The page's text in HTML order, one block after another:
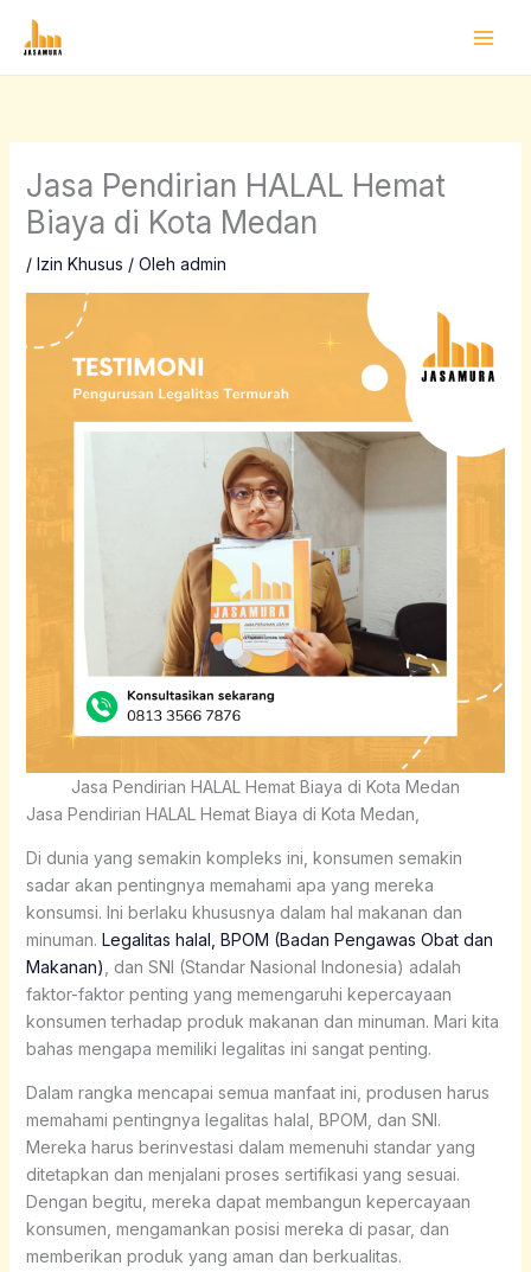
Jasa Pendirian HALAL Hemat
Biaya di Kota Medan
/ Izin Khusus / Oleh admin
Jasa Pendirian HALAL Hemat Biaya di Kota Medan
Jasa Pendirian HALAL Hemat Biaya di Kota Medan,
Di dunia yang semakin kompleks ini, konsumen semakin
sadar akan pentingnya memahami apa yang mereka
konsumsi. Ini berlaku khususnya dalam hal makanan dan
minuman. Legalitas halal, BPOM (Badan Pengawas Obat dan
Makanan) , dan SNI (Standar Nasional Indonesia) adalah
faktor-faktor penting yang memengaruhi kepercayaan
konsumen terhadap produk makanan dan minuman. Mari kita
bahas mengapa memiliki legalitas ini sangat penting.
Dalam rangka mencapai semua manfaat ini, produsen harus
memahami pentingnya legalitas halal, BPOM, dan SNI.
Mereka harus berinvestasi dalam memenuhi standar yang
ditetapkan dan menjalani proses sertifikasi yang sesuai.
Dengan begitu, mereka dapat membangun kepercayaan
konsumen, mengamankan posisi mereka di pasar, dan
memberikan produk yang aman dan berkualitas.